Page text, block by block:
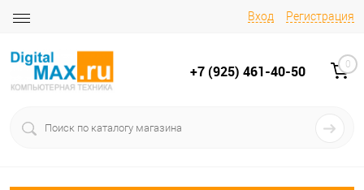
Вход Регистрация
+7 (925) 461-40-50 0